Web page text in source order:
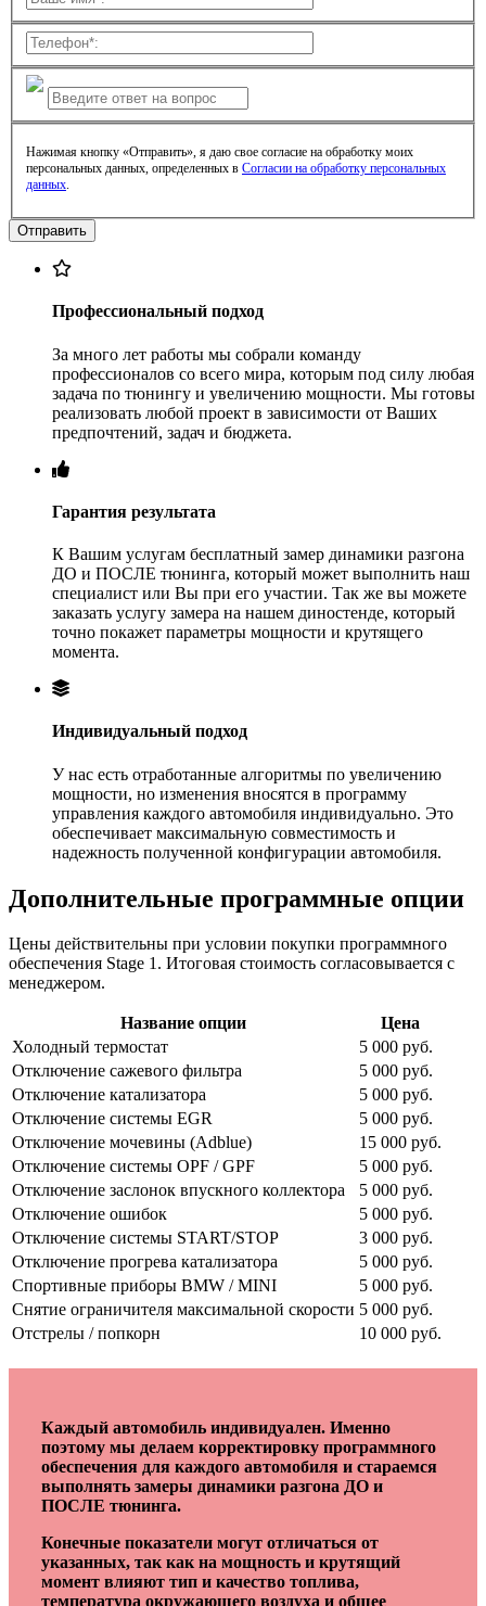
Нажимая кнопку «Отправить», я даю свое согласие на обработку моих
персональных данных, определенных в Согласии на обработку персональных
данных.
Профессиональный подход
За много лет работы мы собрали команду
профессионалов со всего мира, которым под силу любая
задача по тюнингу и увеличению мощности. Мы готовы
реализовать любой проект в зависимости от Ваших
предпочтений, задач и бюджета.
Гарантия результата
К Вашим услугам бесплатный замер динамики разгона
ДО и ПОСЛЕ тюнинга, который может выполнить наш
специалист или Вы при его участии. Так же вы можете
заказать услугу замера на нашем диностенде, который
точно покажет параметры мощности и крутящего
момента.
Индивидуальный подход
У нас есть отработанные алгоритмы по увеличению
мощности, но изменения вносятся в программу
управления каждого автомобиля индивидуально. Это
обеспечивает максимальную совместимость и
надежность полученной конфигурации автомобиля.
Дополнительные программные опции
Цены действительны при условии покупки программного
обеспечения Stage 1. Итоговая стоимость согласовывается с
менеджером.
Название опции
Цена
Холодный термостат
5 000 руб.
Отключение сажевого фильтра
5 000 руб.
Отключение катализатора
5 000 руб.
Отключение системы EGR
5 000 руб.
Отключение мочевины (Adblue)
15 000 руб.
Отключение системы OPF / GPF
5 000 руб.
Отключение заслонок впускного коллектора
5 000 руб.
Отключение ошибок
5 000 руб.
Отключение системы START/STOP
3 000 руб.
Отключение прогрева катализатора
5 000 руб.
Спортивные приборы BMW / MINI
5 000 руб.
Снятие ограничителя максимальной скорости 5 000 руб.
Отстрелы / попкорн
10 000 руб.
Каждый автомобиль индивидуален. Именно
поэтому мы делаем корректировку программного
обеспечения для каждого автомобиля и стараемся
выполнять замеры динамики разгона ДО и
ПОСЛЕ тюнинга.
Конечные показатели могут отличаться от
указанных, так как на мощность и крутящий
момент влияют тип и качество топлива,
температура окружающего воздуха и общее